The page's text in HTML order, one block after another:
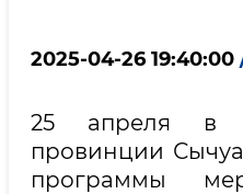
2025-04-26 19:40:00
25 апреля в
провинции
программы